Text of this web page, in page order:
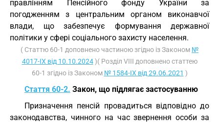
правлінням Пенсійного фонду України за
погодженням з центральним органом виконавчої
влади, що забезпечує формування державної
політики у сфері соціального захисту населення.
( Статтю 60-1 доповнено частиною згідно із Законом №
4017-IX від 10.10.2024)( Розділ VIII доповнено статтею
60-1 згідно із Законом № 1584-IX від 29.06.2021 )
Стаття 60-2. Закон, що підлягає застосуванню
Призначення пенсій провадиться відповідно до
законодавства, чинного на час звернення особи за